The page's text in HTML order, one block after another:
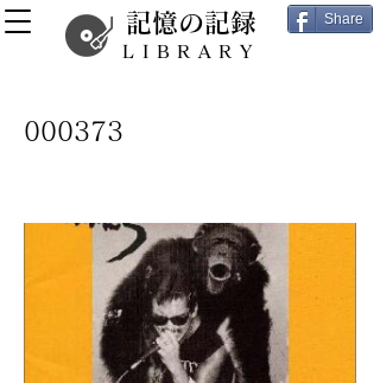
記憶の記録
LIBRARY
Share
000373